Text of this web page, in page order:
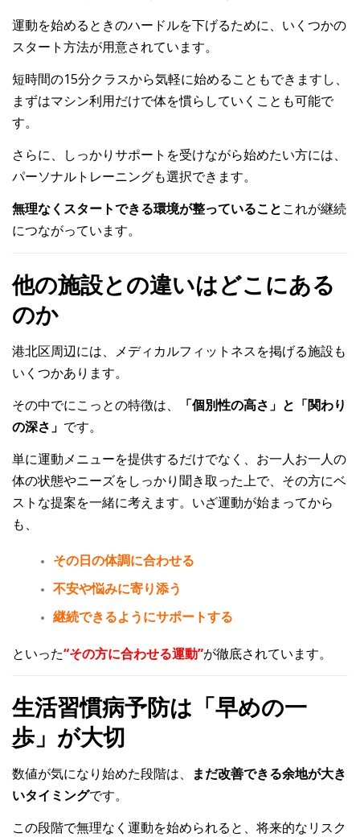
運動を始めるときのハードルを下げるために、いくつかの
スタート方法が用意されています。
短時間の15分クラスから気軽に始めることもできますし、
まずはマシン利用だけで体を慣らしていくことも可能で
す。
さらに、しっかりサポートを受けながら始めたい方には、
パーソナルトレーニングも選択できます。
無理なくスタートできる環境が整っていることこれが継続
につながっています。
他の施設との違いはどこにある
のか
港北区周辺には、メディカルフィットネスを掲げる施設も
いくつかあります。
その中でにこっとの特徴は、
「個別性の高さ」と「関わり
の深さ」 です。
単に運動メニューを提供するだけでなく、お一人お一人の
体の状態やニーズをしっかり聞き取った上で、その方にベ
ストな提案を一緒に考えます。いざ運動が始まってから
も、
その日の体調に合わせる
不安や悩みに寄り添う
継続できるようにサポートする
といった“その方に合わせる運動”が徹底されています。
生活習慣病予防は「早めの一
歩」が大切
数値が気になり始めた段階は、
まだ改善できる余地が大き
いタイミングです。
この段階で無理なく運動を始められると、将来的なリスク